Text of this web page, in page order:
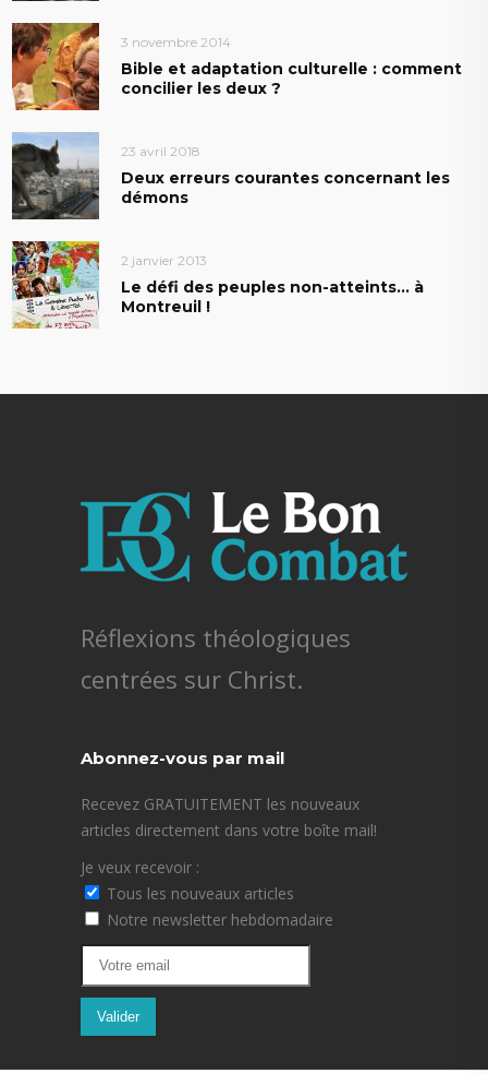
3 novembre 2014
Bible et adaptation culturelle : comment
concilier les deux ?
23 avril 2018
Deux erreurs courantes concernant les
démons
2 janvier 2013
Le défi des peuples non-atteints… à
Montreuil !
Réflexions théologiques
centrées sur Christ.
Abonnez-vous par mail
Recevez GRATUITEMENT les nouveaux
articles directement dans votre boîte mail!
Je veux recevoir :
Tous les nouveaux articles
Notre newsletter hebdomadaire